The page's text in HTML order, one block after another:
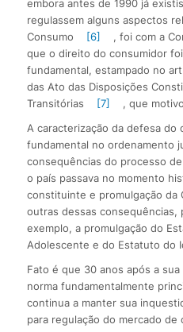
embora antes de 1990 já
regulassem alguns aspectos
Consumo
[6]
, foi com a
que o direito do consumidor
fundamental, estampado no
das Ato das Disposições
Transitórias
[7]
, que
A caracterização da defesa do
fundamental no ordenamento
consequências do processo
o país passava no momento
constituinte e promulgação da
outras dessas consequências,
exemplo, a promulgação do
Adolescente e do Estatuto do
Fato é que 30 anos após a
norma fundamentalmente
continua a manter sua
para regulação do mercado de